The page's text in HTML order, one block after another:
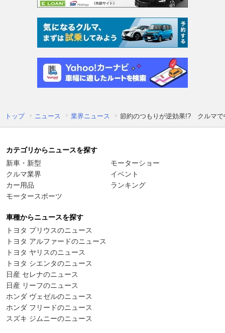
トップ ニュース 業界ニュース 節約のつもりが逆効果!? クルマで
カテゴリからニュースを探す
新車・新型
クルマ業界
カー用品
モータースポーツ
モーターショー
イベント
ランキング
車種からニュースを探す
トヨタ プリウスのニュース
トヨタ アルファードのニュース
トヨタ ヤリスのニュース
トヨタ シエンタのニュース
日産 セレナのニュース
日産 リーフのニュース
ホンダ ヴェゼルのニュース
ホンダ フリードのニュース
スズキ ジムニーのニュース